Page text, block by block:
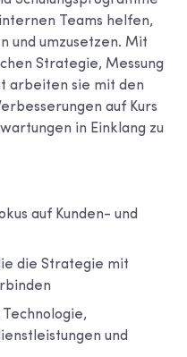
Teams helfen,
und umzusetzen. Mit
Strategie, Messung
arbeiten sie mit den
auf Kurs
in Einklang zu
auf Kunden- und
die Strategie mit
und